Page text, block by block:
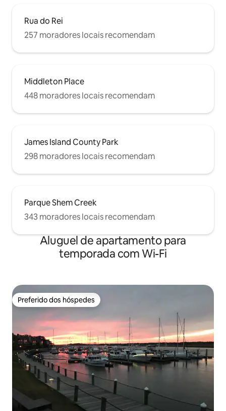
Rua do Rei
257 moradores locais recomendam
Middleton Place
448 moradores locais recomendam
James Island County Park
298 moradores locais recomendam
Parque Shem Creek
343 moradores locais recomendam
Aluguel de apartamento para
temporada com Wi-Fi
Preferido dos hóspedes
Preferido dos hóspedes